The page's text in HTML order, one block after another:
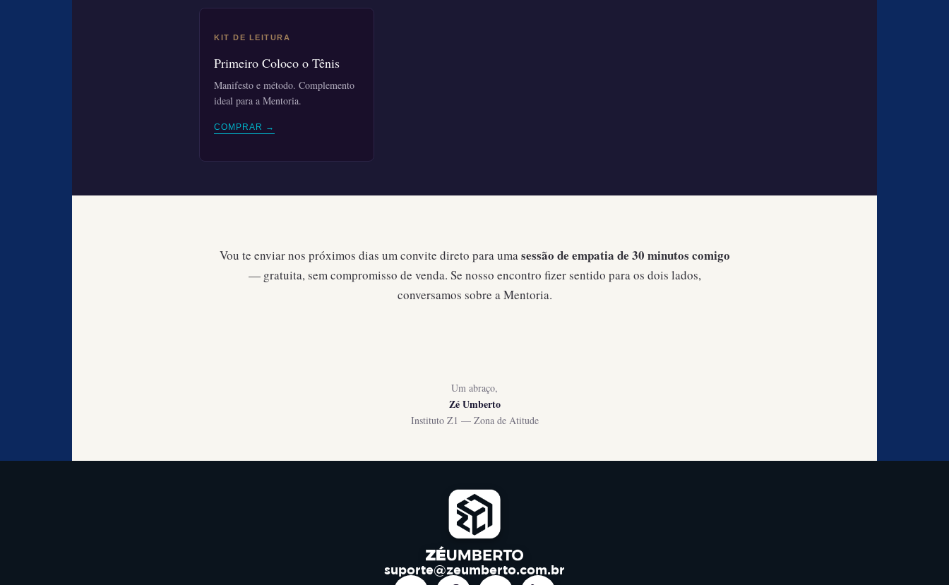
KIT DE LEITURA
Primeiro Coloco o Tênis
Manifesto e método. Complemento
ideal para a Mentoria.
COMPRAR →
Vou te enviar nos próximos dias um convite direto para uma sessão de empatia de 30 minutos comigo
— gratuita, sem compromisso de venda. Se nosso encontro fizer sentido para os dois lados,
conversamos sobre a Mentoria.
Um abraço,
Zé Umberto
Instituto Z1 — Zona de Atitude
suporte@zeumberto.com.br